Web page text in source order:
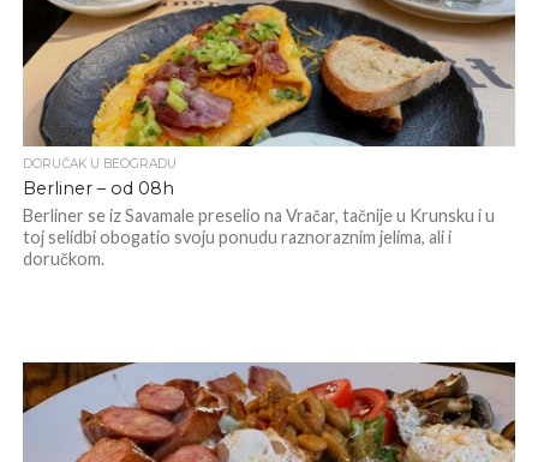
DORUČAK U BEOGRADU
Berliner – od 08h
Berliner se iz Savamale preselio na Vračar, tačnije u Krunsku i u
toj selidbi obogatio svoju ponudu raznoraznim jelima, ali i
doručkom.